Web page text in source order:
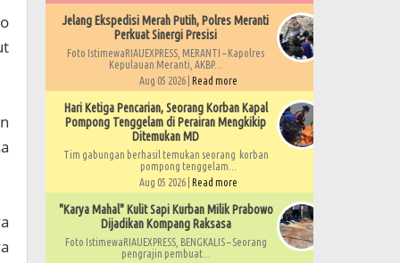
Jelang Ekspedisi Merah Putih, Polres Meranti
Perkuat Sinergi Presisi
Foto IstimewaRIAUEXPRESS, MERANTI – Kapolres
Kepulauan Meranti, AKBP...
Aug 05 2026 | Read more
Hari Ketiga Pencarian, Seorang Korban Kapal
Pompong Tenggelam di Perairan Mengkikip
Ditemukan MD
Tim gabungan berhasil temukan seorang korban
pompong tenggelam...
Aug 05 2026 | Read more
"Karya Mahal" Kulit Sapi Kurban Milik Prabowo
Dijadikan Kompang Raksasa
Foto IstimewaRIAUEXPRESS, BENGKALIS – Seorang
pengrajin pembuat...